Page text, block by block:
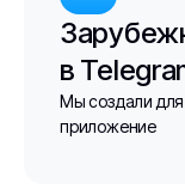
в
Мы создали для
приложение